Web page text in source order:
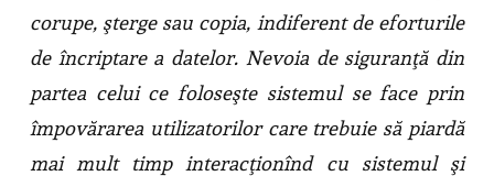
corupe, şterge sau copia, indiferent de eforturile
de încriptare a datelor. Nevoia de siguranţă din
partea celui ce foloseşte sistemul se face prin
împovărarea utilizatorilor care trebuie să piardă
mai mult timp interacţionînd cu sistemul şi